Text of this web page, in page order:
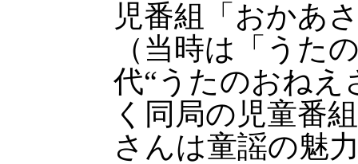
児番組「おかあ
（当時は「うた
代“うたのおねえ
く同局の児童番
さんは童謡の魅